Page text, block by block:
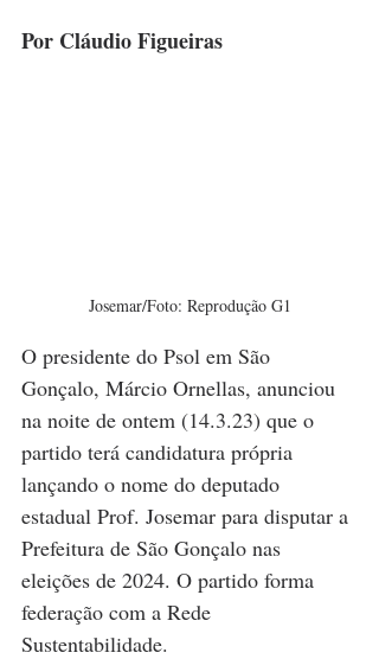
Por Cláudio Figueiras
Josemar/Foto: Reprodução G1
O presidente do Psol em São
Gonçalo, Márcio Ornellas, anunciou
na noite de ontem (14.3.23) que o
partido terá candidatura própria
lançando o nome do deputado
estadual Prof. Josemar para disputar a
Prefeitura de São Gonçalo nas
eleições de 2024. O partido forma
federação com a Rede
Sustentabilidade.